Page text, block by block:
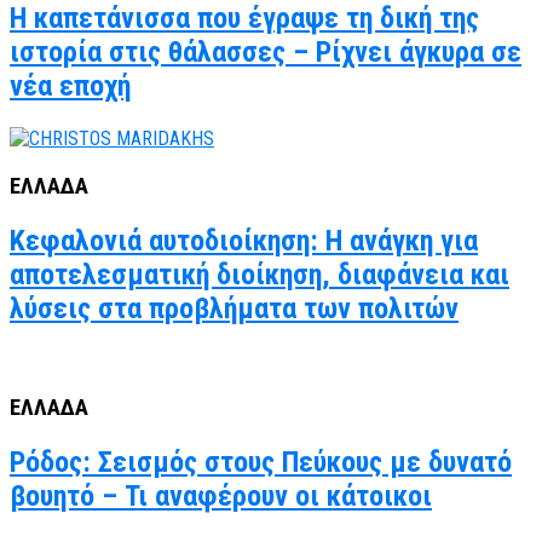
Η καπετάνισσα που έγραψε τη δική της
ιστορία στις θάλασσες – Ρίχνει άγκυρα σε
νέα εποχή
ΕΛΛΑΔΑ
Κεφαλονιά αυτοδιοίκηση: Η ανάγκη για
αποτελεσματική διοίκηση, διαφάνεια και
λύσεις στα προβλήματα των πολιτών
ΕΛΛΑΔΑ
Ρόδος: Σεισμός στους Πεύκους με δυνατό
βουητό – Τι αναφέρουν οι κάτοικοι